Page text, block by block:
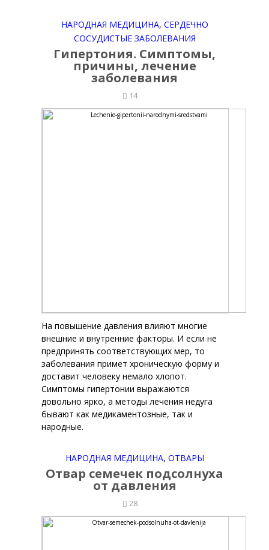
НАРОДНАЯ МЕДИЦИНА, СЕРДЕЧНО
СОСУДИСТЫЕ ЗАБОЛЕВАНИЯ
Гипертония. Симптомы,
причины, лечение
заболевания
14
На повышение давления влияют многие
внешние и внутренние факторы. И если не
предпринять соответствующих мер, то
заболевания примет хроническую форму и
доставит человеку немало хлопот.
Симптомы гипертонии выражаются
довольно ярко, а методы лечения недуга
бывают как медикаментозные, так и
народные.
НАРОДНАЯ МЕДИЦИНА, ОТВАРЫ
Отвар семечек подсолнуха
от давления
28